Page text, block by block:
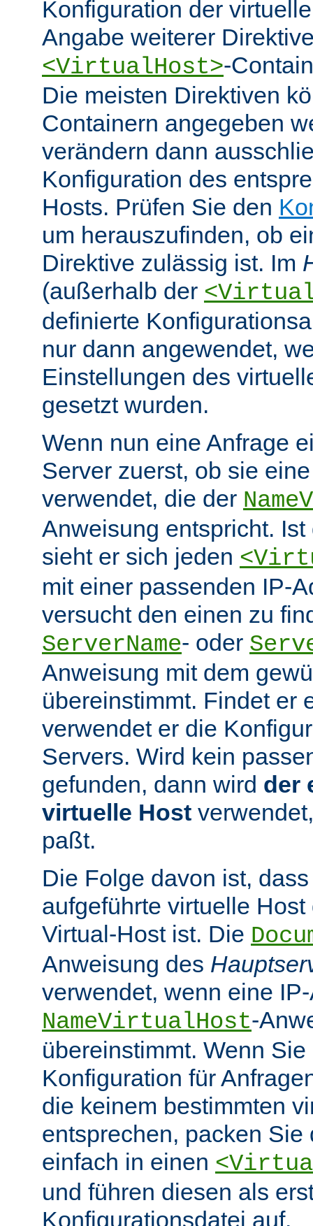
Konfiguration der
Angabe weiterer
<VirtualHost>-
Die meisten Direktiven
Containern angegeben
verändern dann
Konfiguration des
Hosts. Prüfen Sie den
um herauszufinden, ob
Direktive zulässig ist. Im
(außerhalb der
definierte
nur dann angewendet,
Einstellungen des
gesetzt wurden.
Wenn nun eine Anfrage
Server zuerst, ob sie
verwendet, die der
Anweisung entspricht.
sieht er sich jeden
mit einer passenden IP-
versucht den einen zu
ServerName- oder
Anweisung mit dem
übereinstimmt. Findet er
verwendet er die
Servers. Wird kein
gefunden, dann wird der
virtuelle Host
paßt.
Die Folge davon ist,
aufgeführte virtuelle
Virtual-Host ist. Die
Anweisung des
verwendet, wenn eine
NameVirtualHost-
übereinstimmt. Wenn
Konfiguration für
die keinem bestimmten
entsprechen, packen
einfach in einen
und führen diesen als
Konfigurationsdatei auf.